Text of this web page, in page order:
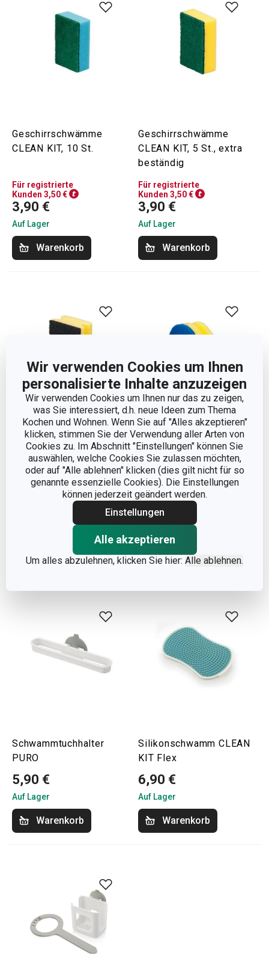
Wir verwenden Cookies um Ihnen
personalisierte Inhalte anzuzeigen
Wir verwenden Cookies um Ihnen nur das zu zeigen,
was Sie interessiert, d.h. neue Ideen zum Thema
Kochen und Wohnen. Wenn Sie auf "Alles akzeptieren"
klicken, stimmen Sie der Verwendung aller Arten von
Cookies zu. Im Abschnitt "Einstellungen" können Sie
auswählen, welche Cookies Sie zulassen möchten,
oder auf "Alle ablehnen" klicken (dies gilt nicht für so
genannte essenzielle Cookies). Die Einstellungen
können jederzeit geändert werden.
Einstellungen
Alle akzeptieren
Um alles abzulehnen, klicken Sie hier: Alle ablehnen.
Geschirrschwämme
CLEAN KIT, 10 St.
Für registrierte
Kunden 3,50 €
3,90 €
Auf Lager
Warenkorb
Geschirrschwämme
CLEAN KIT, 5 St., extra
beständig
Für registrierte
Kunden 3,50 €
3,90 €
Auf Lager
Warenkorb
Geschirrschwämme
CLEAN KIT, 3 St., mit
Griffrille
Für registrierte
Kunden 3,50 €
Warenkorb
Geschirrschwämme
CLEAN KIT, 3 St., für
empfindliche Oberfläche
Für registrierte
Kunden 3,50 €
3,90 €
Warenkorb
Schwammtuchhalter
PURO
5,90 €
Auf Lager
Warenkorb
Silikonschwamm CLEAN
KIT Flex
6,90 €
Auf Lager
Warenkorb